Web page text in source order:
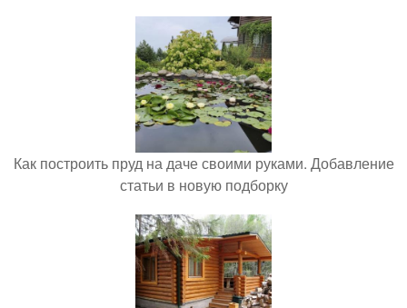
Как построить пруд на даче своими руками. Добавление
статьи в новую подборку